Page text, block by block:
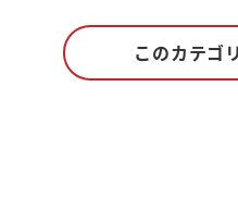
このカテゴ